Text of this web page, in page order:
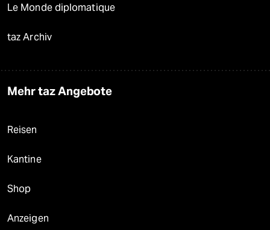
Le Monde diplomatique
taz Archiv
Mehr taz Angebote
Reisen
Kantine
Shop
Anzeigen